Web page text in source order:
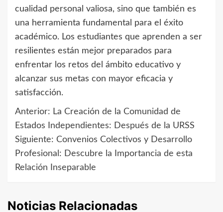
cualidad personal valiosa, sino que también es
una herramienta fundamental para el éxito
académico. Los estudiantes que aprenden a ser
resilientes están mejor preparados para
enfrentar los retos del ámbito educativo y
alcanzar sus metas con mayor eficacia y
satisfacción.
Navegación
de
entradas
Anterior: La Creación de la Comunidad de
Estados Independientes: Después de la URSS
Siguiente: Convenios Colectivos y Desarrollo
Profesional: Descubre la Importancia de esta
Relación Inseparable
Noticias Relacionadas